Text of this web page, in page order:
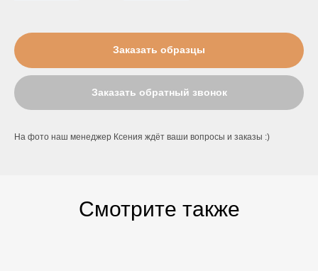
Заказать образцы
Заказать обратный звонок
На фото наш менеджер Ксения ждёт ваши вопросы и заказы :)
Смотрите также